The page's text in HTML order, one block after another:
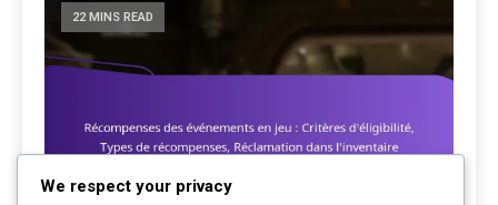
22 MINS READ
We respect your privacy